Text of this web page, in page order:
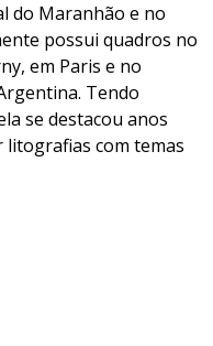
do Maranhão e no
possui quadros no
em Paris e no
Tendo
se destacou anos
litografias com temas